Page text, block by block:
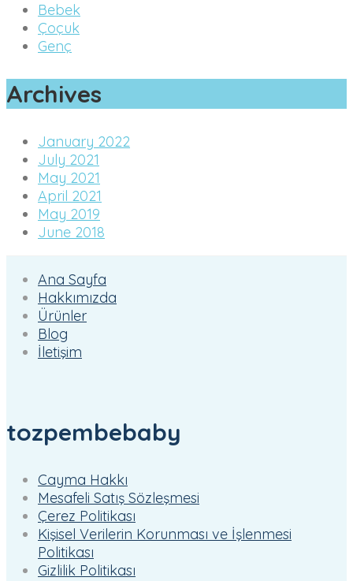
Bebek
Çoçuk
Genç
Archives
January 2022
July 2021
May 2021
April 2021
May 2019
June 2018
Ana Sayfa
Hakkımızda
Ürünler
Blog
İletişim
tozpembebaby
Cayma Hakkı
Mesafeli Satış Sözleşmesi
Çerez Politikası
Kişisel Verilerin Korunması ve İşlenmesi
Politikası
Gizlilik Politikası